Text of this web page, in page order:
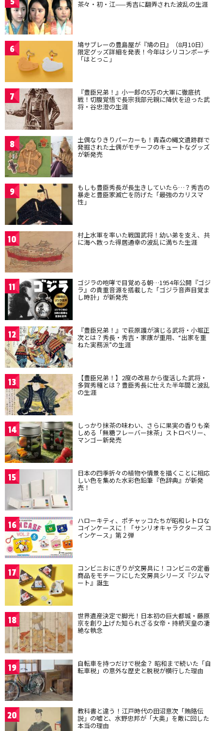
茶々・初・江——秀吉に翻弄された波乱の生涯
6 鳩サブレーの豊島屋が『鳩の日』（8月10日）
限定グッズ詳細を発表！今年はシリコンポーチ
「はとっこ」
7 『豊臣兄弟！』小一郎の5万の大軍に徹底抗
戦！切腹覚悟で長宗我部元親に降伏を迫った武
将・谷忠澄の生涯
8 土偶なりきりパーカーも！青森の縄文遺跡群で
発掘された土偶がモチーフのキュートなグッズ
が新発売
9 もしも豊臣秀長が長生きしていたら…？秀吉の
暴走と豊臣家滅亡を防げた「最強のカリスマ
性」
10 村上水軍を率いた戦国武将！幼い弟を支え、共
に海へ散った得居通幸の波乱に満ちた生涯
11 ゴジラの咆哮で目覚める朝…1954年公開『ゴジ
ラ』の貴重音源を搭載した「ゴジラ音声目覚ま
し時計」が新発売
12 『豊臣兄弟！』で萩原護が演じる武将・小堀正
次とは？秀長・秀吉・家康が重用、“出家を重
ねた実務派”の生涯
13 【豊臣兄弟！】2度の改易から復活した武将・
多賀秀種とは？豊臣秀長に仕えた半年間と波乱
の生涯
14 しっかり抹茶の味わい、さらに果実の香りも楽
しめる「無糖フレーバー抹茶」ストロベリー、
マンゴー新発売
15 日本の四季折々の植物や情景を描くことに相応
しい色を集めた水彩色鉛筆『色辞典』が新発
売！
16 ハローキティ、ポチャッコたちが昭和レトロな
コインケースに！「サンリオキャラクターズ コ
インケース」第２弾
17 コンビニおにぎりが文房具に！コンビニの定番
商品をモチーフにした文房具シリーズ『ジムマ
ート』誕生
18 世界遺産決定で脚光！日本初の巨大都城・藤原
京を創り上げた知られざる女帝・持統天皇の凄
絶な執念
19 自転車を持つだけで税金？ 昭和まで続いた「自
転車税」の意外な歴史と脱税が横行した理由
20 教科書と違う！江戸時代の田沼意次「賄賂伝
説」の嘘と、水野忠邦が「大奥」を敵に回した
本当の理由